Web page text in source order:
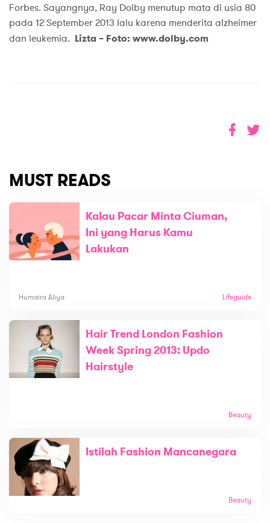
Forbes. Sayangnya, Ray Dolby menutup mata di usia 80
pada 12 September 2013 lalu karena menderita alzheimer
dan leukemia. Lizta – Foto: www.dolby.com
MUST READS
Kalau Pacar Minta Ciuman,
Ini yang Harus Kamu
Lakukan
Humaira Aliya Lifeguide
Hair Trend London Fashion
Week Spring 2013: Updo
Hairstyle
Beauty
Istilah Fashion Mancanegara
Beauty